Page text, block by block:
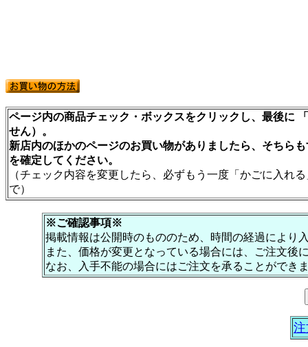
ページ内の商品チェック・ボックスをクリックし、最後に
せん）。
新店内のほかのページのお買い物がありましたら、そちら
を確定してください。
（チェック内容を変更したら、必ずもう一度「かごに入れ
で）
※ご確認事項※
掲載情報は公開時のもののため、時間の経過により
また、価格が変更となっている場合には、ご注文後
なお、入手不能の場合にはご注文を承ることができ